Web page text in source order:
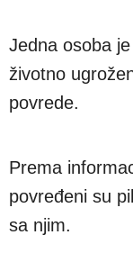
Jedna osoba
životno
povrede.
Prema
povređeni su
sa njim.